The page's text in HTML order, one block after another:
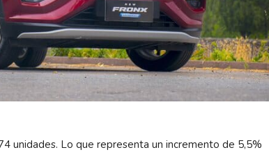
unidades. Lo que representa un incremento de 5,5%